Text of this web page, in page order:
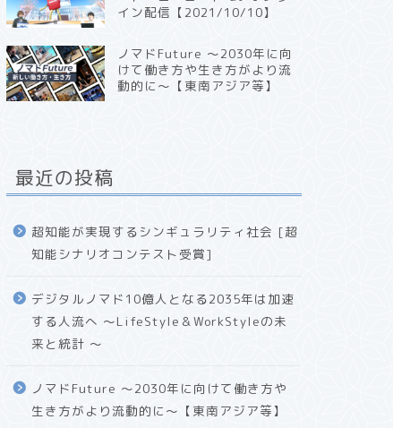
イン配信【2021/10/10】
ノマドFuture 〜2030年に向
けて働き方や生き方がより流
動的に〜【東南アジア等】
最近の投稿
超知能が実現するシンギュラリティ社会 [超
知能シナリオコンテスト受賞]
デジタルノマド10億人となる2035年は加速
する人流へ 〜LifeStyle＆WorkStyleの未
来と統計 〜
ノマドFuture 〜2030年に向けて働き方や
生き方がより流動的に〜【東南アジア等】